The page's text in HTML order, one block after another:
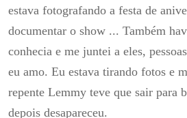
estava fotografando a festa de
documentar o show ... Também
conhecia e me juntei a eles,
eu amo. Eu estava tirando fotos e
repente Lemmy teve que sair para
depois desapareceu.